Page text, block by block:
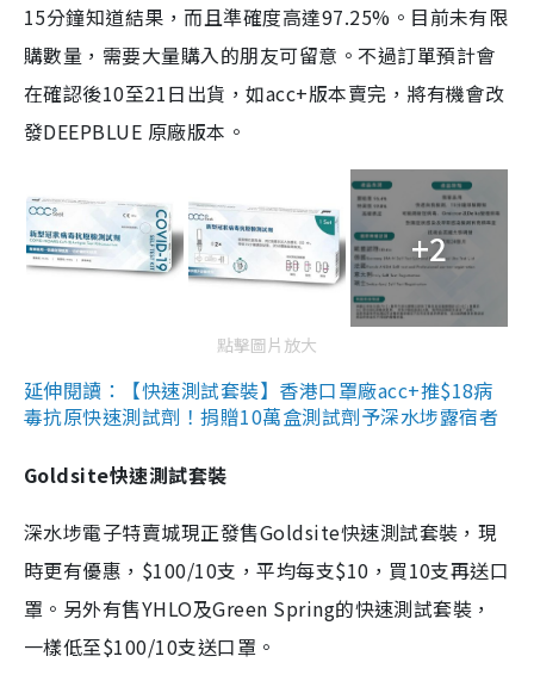
15分鐘知道結果，而且準確度高達97.25%。目前未有限
購數量，需要大量購入的朋友可留意。不過訂單預計會
在確認後10至21日出貨，如acc+版本賣完，將有機會改
發DEEPBLUE 原廠版本。
+2
點擊圖片放大
延伸閱讀：【快速測試套裝】香港口罩廠acc+推$18病
毒抗原快速測試劑！捐贈10萬盒測試劑予深水埗露宿者
Goldsite快速測試套裝
深水埗電子特賣城現正發售Goldsite快速測試套裝，現
時更有優惠，$100/10支，平均每支$10，買10支再送口
罩。另外有售YHLO及Green Spring的快速測試套裝，
一樣低至$100/10支送口罩。